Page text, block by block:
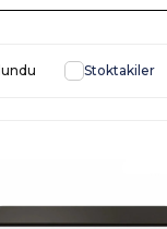
Stoktakiler